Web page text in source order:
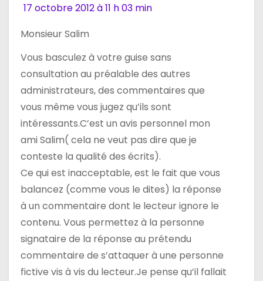
17 octobre 2012 à 11 h 03 min
Monsieur Salim
Vous basculez à votre guise sans
consultation au préalable des autres
administrateurs, des commentaires que
vous même vous jugez qu’ils sont
intéressants.C’est un avis personnel mon
ami Salim( cela ne veut pas dire que je
conteste la qualité des écrits).
Ce qui est inacceptable, est le fait que vous
balancez (comme vous le dites) la réponse
à un commentaire dont le lecteur ignore le
contenu. Vous permettez à la personne
signataire de la réponse au prétendu
commentaire de s’attaquer à une personne
fictive vis à vis du lecteur.Je pense qu’il fallait